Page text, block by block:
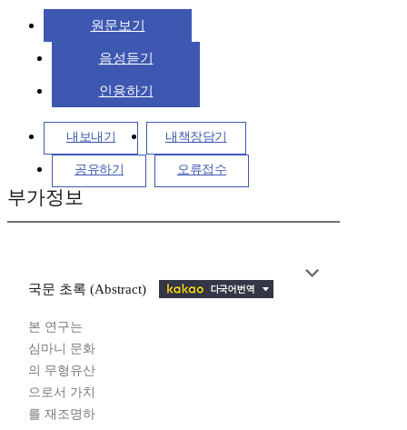
원문보기
음성듣기
인용하기
내보내기 내책장담기
공유하기 오류접수
부가정보
국문 초록 (Abstract)
본 연구는
심마니 문화
의 무형유산
으로서 가치
를 재조명하